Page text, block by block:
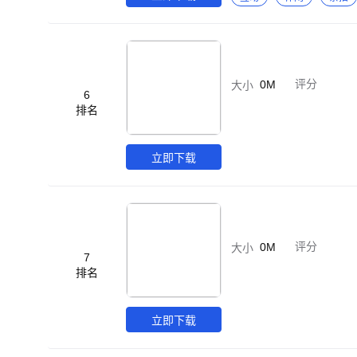
穿越梦幻场景－－－ 旋转寿司店：主厨为你选用新鲜珍贵的材料，品尝吞拿鱼、三文鱼、北极贝、海草等寿司，还有
需的技能，开阔他们的
6
排名
立即下载
大小 0M 评分
7
排名
立即下载
大小 0M 评分